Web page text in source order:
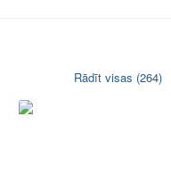
Rādīt visas (264)